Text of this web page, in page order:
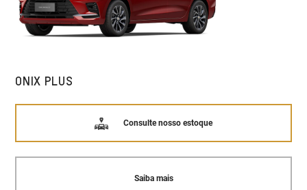
ONIX PLUS
Consulte nosso estoque
Saiba mais